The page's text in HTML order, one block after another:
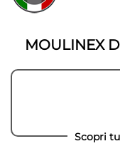
della
galleria
immagini
MOULINEX
Scopri